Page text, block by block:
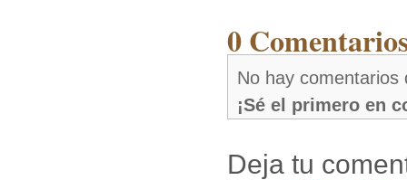
0
No hay comentarios
¡Sé el primero en
Deja tu